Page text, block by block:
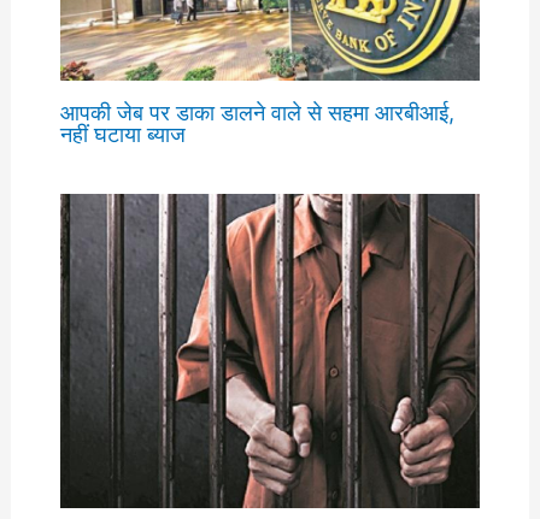
आपकी जेब पर डाका डालने वाले से सहमा आरबीआई,
नहीं घटाया ब्याज